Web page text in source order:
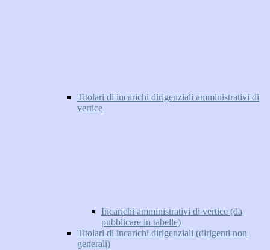
Titolari di incarichi dirigenziali amministrativi di
vertice
Incarichi amministrativi di vertice (da
pubblicare in tabelle)
Titolari di incarichi dirigenziali (dirigenti non
generali)